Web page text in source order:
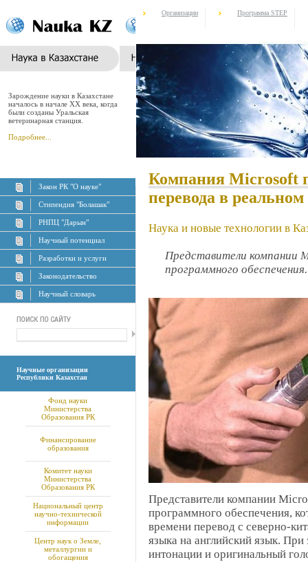
Зарождение науки в Казахстане
началось в начале XX века, когда
были созданы Уральская
ветеринарная станция.
Подробнее...
Закон РК "О науке"
Стипендия "Болашак"
РНПЦ "Дарын"
Научный потенциал
Разработки и услуги
Законодательство
Научный словарь
Научные организации
Республики Казахстан
Фонд науки
Министерства
Образования РК
Финансирование
образования
Комитет науки
Министерства
Образования РК
Национальный центр
научно-технической
информации
Центр наук о Земле,
металлургии и
обогащения
Организации Программа STEP
Компания Microsoft
перевода в
Наука и новые технологии в
Представители компании
программного обеспечения.
Представители компании
программного обеспечения,
времени перевод с северно-
языка на английский язык.
интонации и оригинальный